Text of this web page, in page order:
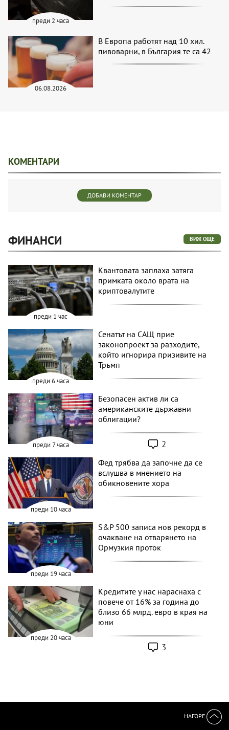
преди 2 часа
06.08.2026
В Европа работят над 10 хил.
пивоварни, в България те са 42
КОМЕНТАРИ
ДОБАВИ КОМЕНТАР
ФИНАНСИ ВИЖ ОЩЕ
преди 1 час
Квантовата заплаха затяга
примката около врата на
криптовалутите
преди 6 часа
Сенатът на САЩ прие
законопроект за разходите,
който игнорира призивите на
Тръмп
преди 7 часа
Безопасен актив ли са
американските държавни
облигации?
2
преди 10 часа
Фед трябва да започне да се
вслушва в мнението на
обикновените хора
преди 19 часа
S&P 500 записа нов рекорд в
очакване на отварянето на
Ормузкия проток
преди 20 часа
Кредитите у нас нараснаха с
повече от 16% за година до
близо 66 млрд. евро в края на
юни
3
НАГОРЕ